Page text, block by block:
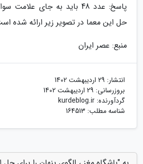
پاسخ: عدد 48 باید به جای
حل این معما در تصویر زیر ارائه شده
منبع: عصر ایران
انتشار: 29 اردیبهشت 1402
بروزرسانی: 29 اردیبهشت 1402
گردآورنده: kurdeblog.ir
شناسه مطلب: 164513